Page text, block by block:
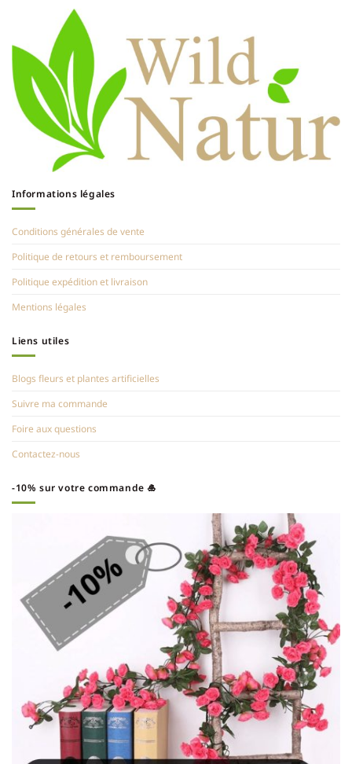
Informations légales
Conditions générales de vente
Politique de retours et remboursement
Politique expédition et livraison
Mentions légales
Liens utiles
Blogs fleurs et plantes artificielles
Suivre ma commande
Foire aux questions
Contactez-nous
-10% sur votre commande 🎍